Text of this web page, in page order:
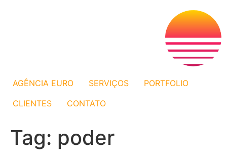
AGÊNCIA EURO SERVIÇOS
PORTFOLIO
CLIENTES
CONTATO
Tag: poder